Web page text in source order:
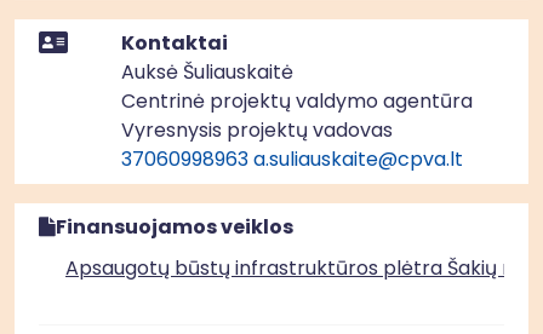
Kontaktai
Auksė Šuliauskaitė
Centrinė projektų valdymo agentūra
Vyresnysis projektų vadovas
37060998963a.suliauskaite@cpva.lt
Finansuojamos veiklos
Apsaugotų būstų infrastruktūros plėtra Šakių